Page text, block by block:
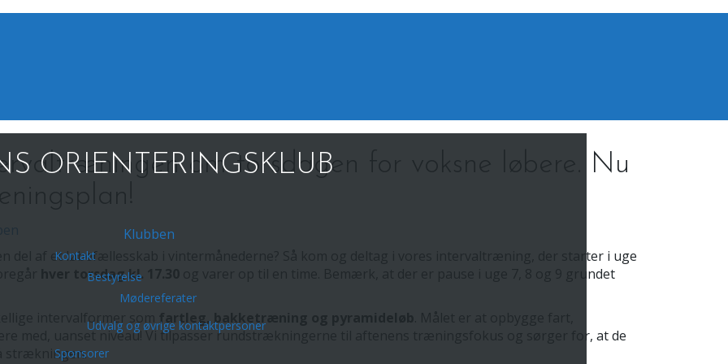
ORIENTERINGSKLUB
Klubben
Kontakt
Bestyrelse
Mødereferater
Udvalg og øvrige kontaktpersoner
Sponsorer
om torsdagen for voksne løbere. Nu
del af et løbefællesskab i vintermånederne? Så kom og deltag i vores intervaltræning, der starter i uge
hver torsdag kl. 17.30
og varer op til en time. Bemærk, at der er pause i uge 7, 8 og 9 grundet
intervalformer som
fartleg, bakketræning og pyramideløb
med, uanset niveau! Vi tilpasser rundstrækningerne til aftenens træningsfokus og sørger for, at de
strækningen.